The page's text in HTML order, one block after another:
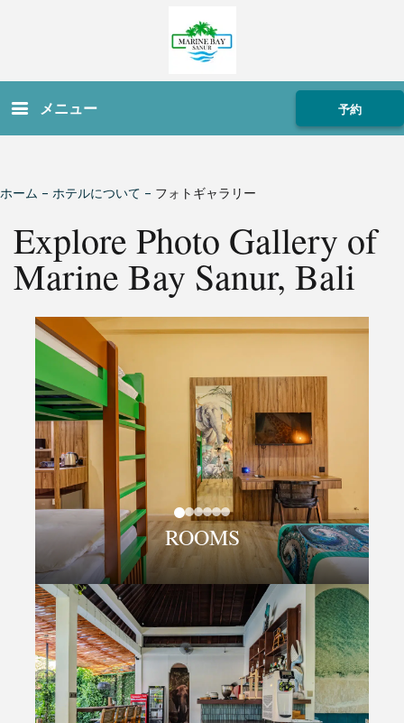
メニュー 予約
ホーム – ホテルについて – フォトギャラリー
Explore Photo Gallery of
Marine Bay Sanur, Bali
ROOMS